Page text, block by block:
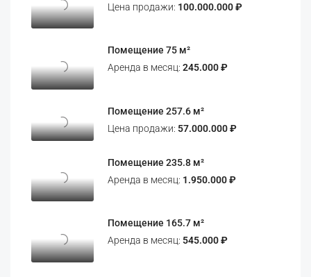
Цена продажи: 100.000.000 ₽
Помещение 75 м²
Аренда в месяц: 245.000 ₽
Помещение 257.6 м²
Цена продажи: 57.000.000 ₽
Помещение 235.8 м²
Аренда в месяц: 1.950.000 ₽
Помещение 165.7 м²
Аренда в месяц: 545.000 ₽